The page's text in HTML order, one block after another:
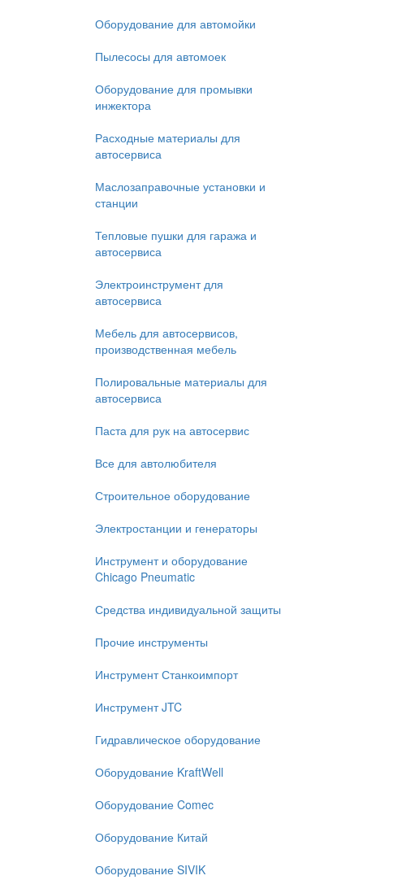
Оборудование для автомойки
Пылесосы для автомоек
Оборудование для промывки
инжектора
Расходные материалы для
автосервиса
Маслозаправочные установки и
станции
Тепловые пушки для гаража и
автосервиса
Электроинструмент для
автосервиса
Мебель для автосервисов,
производственная мебель
Полировальные материалы для
автосервиса
Паста для рук на автосервис
Все для автолюбителя
Строительное оборудование
Электростанции и генераторы
Инструмент и оборудование
Chicago Pneumatic
Средства индивидуальной защиты
Прочие инструменты
Инструмент Станкоимпорт
Инструмент JTC
Гидравлическое оборудование
Оборудование KraftWell
Оборудование Comec
Оборудование Китай
Оборудование SIVIK